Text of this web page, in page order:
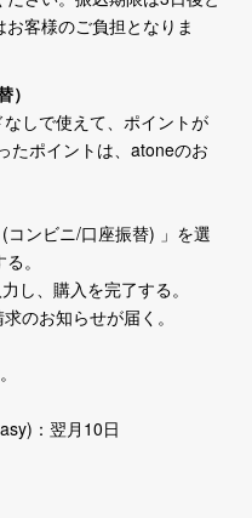
客様のご負担となりま
しで使えて、ポイントが
たポイントは、atoneのお
ンビニ/口座振替) 」を選
。
し、購入を完了する。
のお知らせが届く。
：翌月10日